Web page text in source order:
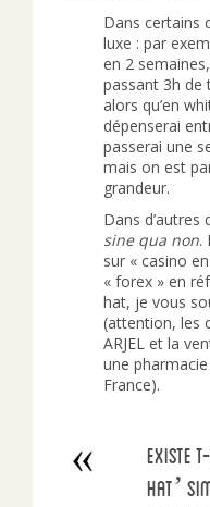
Dans certains
luxe : par
en 2
passant 3h de
alors qu’en
dépenserai
passerai une
mais on est
grandeur.
Dans d’autres
sine qua non.
sur « casino
« forex » en
hat, je vous
(attention, les
ARJEL et la
une
France).
Existe
hat’